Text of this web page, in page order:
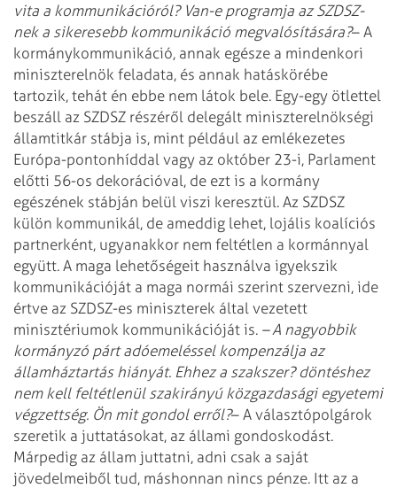
vita a kommunikációról? Van-e programja az SZDSZ-
nek a sikeresebb kommunikáció megvalósítására?– A
kormánykommunikáció, annak egésze a mindenkori
miniszterelnök feladata, és annak hatáskörébe
tartozik, tehát én ebbe nem látok bele. Egy-egy ötlettel
beszáll az SZDSZ részéről delegált miniszterelnökségi
államtitkár stábja is, mint például az emlékezetes
Európa-pontonhíddal vagy az október 23-i, Parlament
előtti 56-os dekorációval, de ezt is a kormány
egészének stábján belül viszi keresztül. Az SZDSZ
külön kommunikál, de ameddig lehet, lojális koalíciós
partnerként, ugyanakkor nem feltétlen a kormánnyal
együtt. A maga lehetőségeit használva igyekszik
kommunikációját a maga normái szerint szervezni, ide
értve az SZDSZ-es miniszterek által vezetett
minisztériumok kommunikációját is. – A nagyobbik
kormányzó párt adóemeléssel kompenzálja az
államháztartás hiányát. Ehhez a szakszer? döntéshez
nem kell feltétlenül szakirányú közgazdasági egyetemi
végzettség. Ön mit gondol erről?– A választópolgárok
szeretik a juttatásokat, az állami gondoskodást.
Márpedig az állam juttatni, adni csak a saját
jövedelmeiből tud, máshonnan nincs pénze. Itt az a